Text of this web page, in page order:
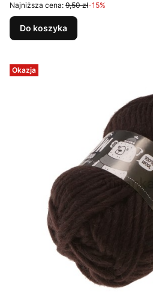
Najniższa cena: 9,50 zł-15%
Do koszyka
Okazja